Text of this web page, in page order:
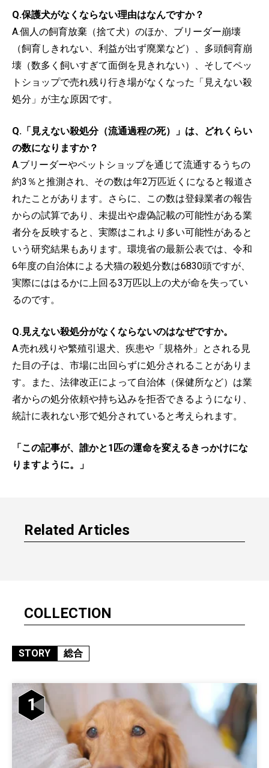
Q.保護犬がなくならない理由はなんですか？
A.個人の飼育放棄（捨て犬）のほか、ブリーダー崩壊
（飼育しきれない、利益が出ず廃業など）、多頭飼育崩
壊（数多く飼いすぎて面倒を見きれない）、そしてペッ
トショップで売れ残り行き場がなくなった「見えない殺
処分」が主な原因です。
Q.「見えない殺処分（流通過程の死）」は、どれくらい
の数になりますか？
A.ブリーダーやペットショップを通じて流通するうちの
約3％と推測され、その数は年2万匹近くになると報道さ
れたことがあります。さらに、この数は登録業者の報告
からの試算であり、未提出や虚偽記載の可能性がある業
者分を反映すると、実際はこれより多い可能性があると
いう研究結果もあります。環境省の最新公表では、令和
6年度の自治体による犬猫の殺処分数は6830頭ですが、
実際にははるかに上回る3万匹以上の犬が命を失ってい
るのです。
Q.見えない殺処分がなくならないのはなぜですか。
A.売れ残りや繁殖引退犬、疾患や「規格外」とされる見
た目の子は、市場に出回らずに処分されることがありま
す。また、法律改正によって自治体（保健所など）は業
者からの処分依頼や持ち込みを拒否できるようになり、
統計に表れない形で処分されていると考えられます。
「この記事が、誰かと1匹の運命を変えるきっかけにな
りますように。」
Related Articles
COLLECTION
STORY 総合
1